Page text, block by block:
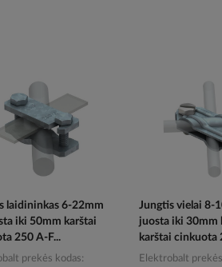
laidininkas 6-22mm
iki 50mm karštai
250 A-F...
prekės kodas
Jungtis vielai 8-
juosta iki 30mm
karštai cinkuota
Elektrobalt